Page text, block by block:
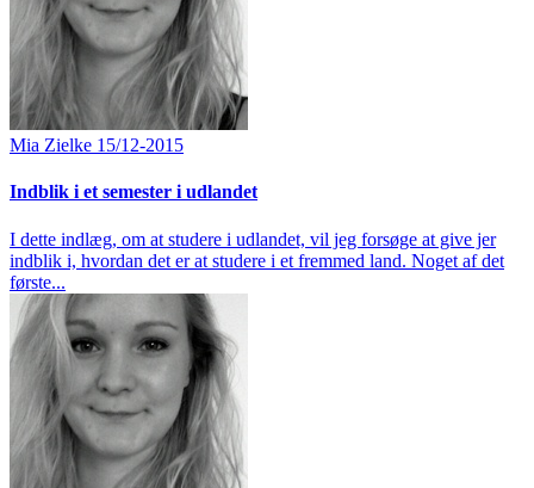
Mia Zielke 15/12-2015
Indblik i et semester i udlandet
I dette indlæg, om at studere i udlandet, vil jeg forsøge at give jer
indblik i, hvordan det er at studere i et fremmed land. Noget af det
første...